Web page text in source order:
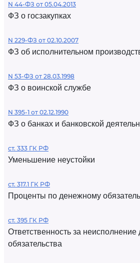
N 44-ФЗ от 05.04.2013
ФЗ о госзакупках
N 229-ФЗ от 02.10.2007
ФЗ об исполнительном
N 53-ФЗ от 28.03.1998
ФЗ о воинской службе
N 395-1 от 02.12.1990
ФЗ о банках и банковской
ст. 333 ГК РФ
Уменьшение неустойки
ст. 317.1 ГК РФ
Проценты по денежному
ст. 395 ГК РФ
Ответственность за неисполнение
обязательства